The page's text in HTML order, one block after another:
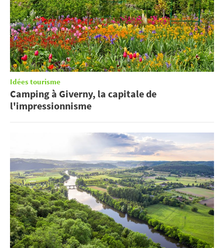
Idées tourisme
Camping à Giverny, la capitale de
l'impressionnisme